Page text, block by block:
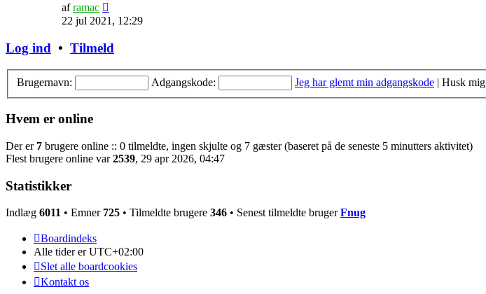
aframac
det
indlæg
22 jul 2021, 12:29
Log ind • Tilmeld
Brugernavn: Adgangskode: Jeg har glemt min adgangskode | Husk mig
Hvem er online
Der er 7 brugere online :: 0 tilmeldte, ingen skjulte og 7 gæster (baseret på de seneste 5 minutters aktivitet)
Flest brugere online var2539, 29 apr 2026, 04:47
Statistikker
Indlæg 6011 • Emner 725 • Tilmeldte brugere 346 • Senest tilmeldte brugerFnug
Boardindeks
Alle tider erUTC+02:00
Slet alle boardcookies
Kontakt os